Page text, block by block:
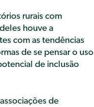
rurais com
houve a
com as tendências
de se pensar o uso
de inclusão
de